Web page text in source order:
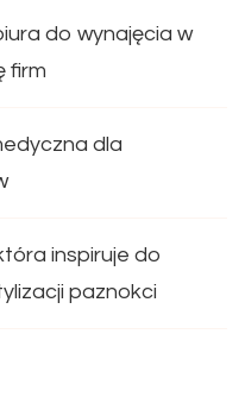
do wynajęcia w
firm
dla
inspiruje do
paznokci